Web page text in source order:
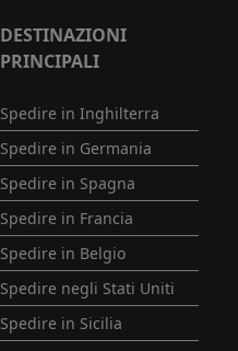
DESTINAZIONI
PRINCIPALI
Spedire in Inghilterra
Spedire in Germania
Spedire in Spagna
Spedire in Francia
Spedire in Belgio
Spedire negli Stati Uniti
Spedire in Sicilia